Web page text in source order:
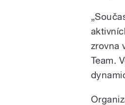
zrovna
Team.